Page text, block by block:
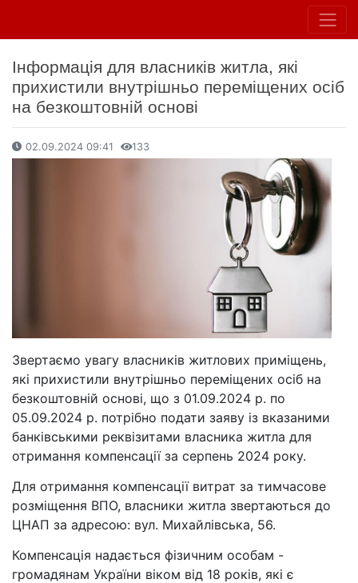
Інформація для власників житла, які
прихистили внутрішньо переміщених осіб
на безкоштовній основі
02.09.2024 09:41 133
Звертаємо увагу власників житлових приміщень,
які прихистили внутрішньо переміщених осіб на
безкоштовній основі, що з 01.09.2024 р. по
05.09.2024 р. потрібно подати заяву із вказаними
банківськими реквізитами власника житла для
отримання компенсації за серпень 2024 року.
Для отримання компенсації витрат за тимчасове
розміщення ВПО, власники житла звертаються до
ЦНАП за адресою: вул. Михайлівська, 56.
Компенсація надається фізичним особам -
громадянам України віком від 18 років, які є